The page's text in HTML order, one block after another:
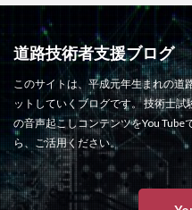
道路技術者支援ブログ
このサイトは、平成元年生まれの
ットしていくブログです。 技術士
の音声起こしコンテンツをYou
ら、ご活用ください。